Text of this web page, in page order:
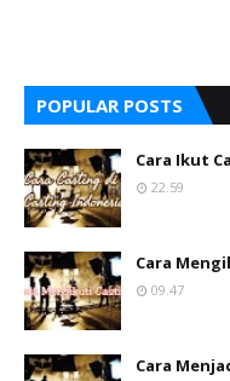
POPULAR POSTS
Cara Ikut
22.59
Cara
09.47
Cara